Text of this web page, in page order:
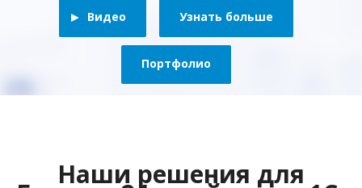
Видео Узнать больше
Портфолио
Наши решения для